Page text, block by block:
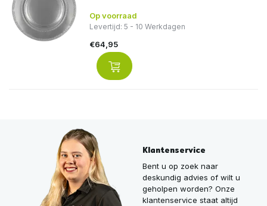
Op voorraad
Levertijd: 5 - 10 Werkdagen
€64,95
Klantenservice
Bent u op zoek naar
deskundig advies of wilt u
geholpen worden? Onze
klantenservice staat altijd